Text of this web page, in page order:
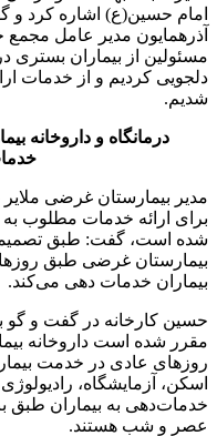
امام حسین(ع) اشاره کرد و
آذرهمایون مدیر عامل
مسئولین از بیماران بستری
دلجویی کردیم و از خدمات
شدیم.
درمانگاه و داروخانه
مدیر بیمارستان غرضی ملایر
برای ارائه خدمات مطلوب به
شده است، گفت: طبق
بیمارستان غرضی طبق
بیماران خدمات دهی می‌کند.
حسین کارخانه در گفت و گو
مقرر شده است داروخانه
روزهای عادی در خدمت
اسکن، آزمایشگاه،
خدمات‌دهی به بیماران طبق
عصر و شب هستند.